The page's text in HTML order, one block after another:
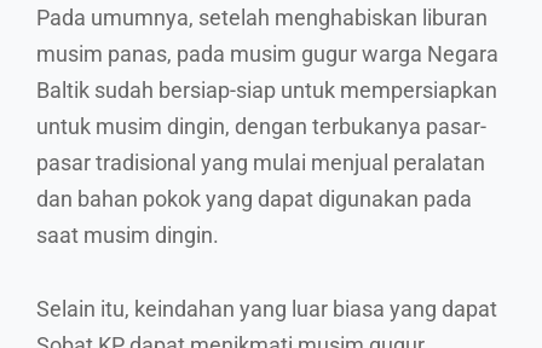
Pada umumnya, setelah menghabiskan liburan
musim panas, pada musim gugur warga Negara
Baltik sudah bersiap-siap untuk mempersiapkan
untuk musim dingin, dengan terbukanya pasar-
pasar tradisional yang mulai menjual peralatan
dan bahan pokok yang dapat digunakan pada
saat musim dingin.
Selain itu, keindahan yang luar biasa yang dapat